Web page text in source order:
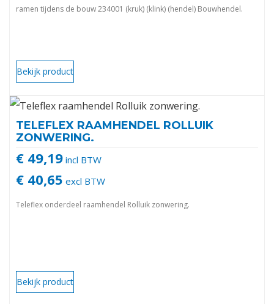
ramen tijdens de bouw 234001 (kruk) (klink) (hendel) Bouwhendel.
Bekijk product
TELEFLEX RAAMHENDEL ROLLUIK
ZONWERING.
€ 49,19 incl BTW
€ 40,65 excl BTW
Teleflex onderdeel raamhendel Rolluik zonwering.
Bekijk product